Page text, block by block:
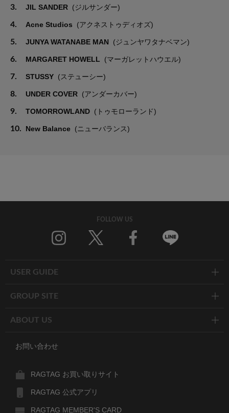
3. JIL SANDER (ジルサンダー)
4. Acne Studios (アクネストゥディオズ)
5. JUNYA WATANABE MAN (ジュンヤワタナベマン)
6. MARGARET HOWELL (マーガレットハウエル)
7. STUSSY (ステューシー)
8. UNDER COVER (アンダーカバー)
9. TOMORROWLAND (トゥモローランド)
10. New Balance (ニューバランス)
FOLLOW US
USER GUIDE
GROUP SITE
ABOUT US
お問い合わせ
RAGTAG お買い取りサイト
RAGTAG 公式アプリ
RAGTAG MEMBER'S CARD